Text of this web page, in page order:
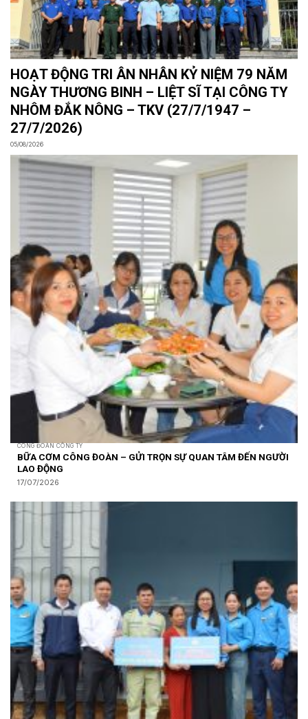
HOẠT ĐỘNG TRI ÂN NHÂN KỶ NIỆM 79 NĂM
NGÀY THƯƠNG BINH – LIỆT SĨ TẠI CÔNG TY
NHÔM ĐẮK NÔNG – TKV (27/7/1947 –
27/7/2026)
05/08/2026
CÔNG ĐOÀN CÔNG TY
BỮA CƠM CÔNG ĐOÀN – GỬI TRỌN SỰ QUAN TÂM ĐẾN NGƯỜI
LAO ĐỘNG
17/07/2026